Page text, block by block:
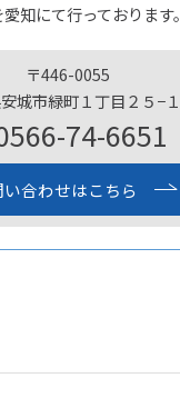
知にて行っております。
〒446-0055
城市緑町１丁目２５−１
74-6651
い合わせはこちら